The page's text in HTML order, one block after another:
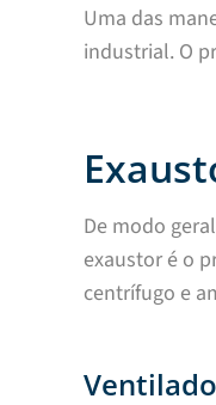
Uma das
industrial. O
De modo
exaustor é o
centrífugo e